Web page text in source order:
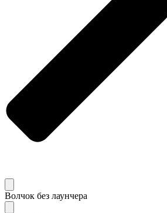
Волчок без лаунчера